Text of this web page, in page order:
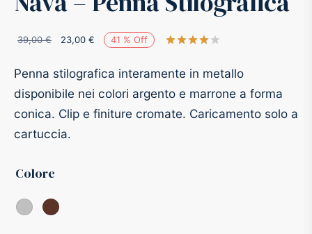
41 % Off
39,00€
Il
originale
era:
39,00 €.
23,00 €
attuale
è:
23,00 €.
Penna stilografica interamente in metallo
disponibile nei colori argento e marrone a forma
conica. Clip e finiture cromate. Caricamento solo a
cartuccia.
Colore
Matic
Astronaut Space Pen
Space Pen
pressurizzato
Castell